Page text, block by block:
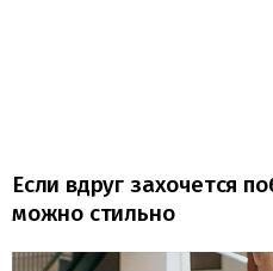
Если вдруг захочется
можно стильно